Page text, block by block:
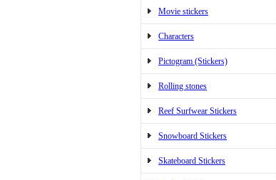
Movie stickers
Characters
Pictogram (Stickers)
Rolling stones
Reef Surfwear Stickers
Snowboard Stickers
Skateboard Stickers